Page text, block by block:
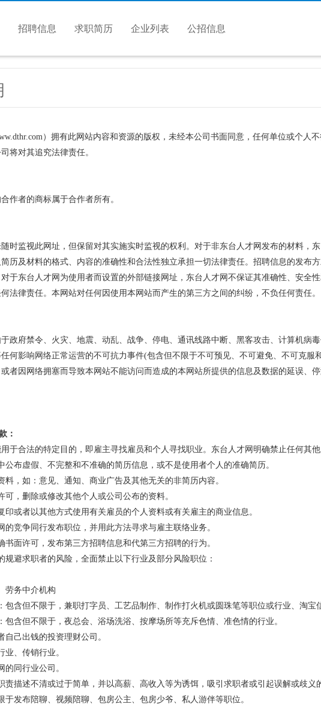
招聘信息 求职简历 企业列表 公招信息
）拥有此网站内容和资源的版权，未经本公司书面同意，任何单位或个人
将对其追究法律责任。
作者的商标属于合作者所有。
时监视此网址，但保留对其实施实时监视的权利。对于非东台人才网发布的材料，
历及材料的格式、内容的准确性和合法性独立承担一切法律责任。招聘信息的发布
于东台人才网为使用者而设置的外部链接网址，东台人才网不保证其准确性、安全
法律责任。本网站对任何因使用本网站而产生的第三方之间的纠纷，不负任何责任。
政府禁令、火灾、地震、动乱、战争、停电、通讯线路中断、黑客攻击、计算机病
何影响网络正常运营的不可抗力事件(包含但不限于不可预见、不可避免、不可克
者因网络拥塞而导致本网站不能访问而造成的本网站所提供的信息及数据的延误、
：
于合法的特定目的，即雇主寻找雇员和个人寻找职业。东台人才网明确禁止任何其
公布虚假、不完整和不准确的简历信息，或不是使用者个人的准确简历。
料，如：意见、通知、商业广告及其他无关的非简历内容。
可，删除或修改其他个人或公司公布的资料。
印或者以其他方式使用有关雇员的个人资料或有关雇主的商业信息。
的竞争同行发布职位，并用此方法寻求与雇主联络业务。
书面许可，发布第三方招聘信息和代第三方招聘的行为。
规避求职者的风险，全面禁止以下行业及部分风险职位：
劳务中介机构
包含但不限于，兼职打字员、工艺品制作、制作打火机或圆珠笔等职位或行业、淘宝
包含但不限于，夜总会、浴场洗浴、按摩场所等充斥色情、准色情的行业。
自己出钱的投资理财公司。
业、传销行业。
的同行业公司。
责描述不清或过于简单，并以高薪、高收入等为诱饵，吸引求职者或引起误解或歧义
于发布陪聊、视频陪聊、包房公主、包房少爷、私人游伴等职位。